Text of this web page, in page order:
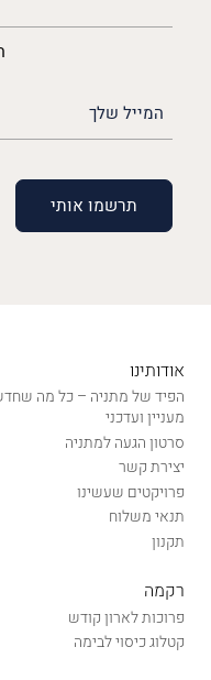
אודותינו
הפיד של מתניה – כל מה
מעניין ועדכני
סרטון הגעה למתניה
יצירת קשר
פרויקטים שעשינו
תנאי משלוח
תקנון
רקמה
פרוכות לארון קודש
קטלוג כיסוי לבימה